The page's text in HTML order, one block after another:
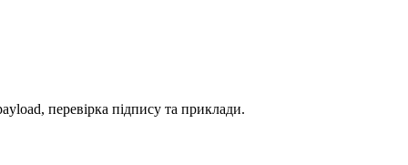
перевірка підпису та приклади.